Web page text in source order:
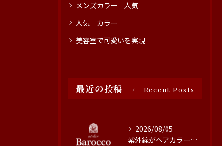
メンズカラー 人気
人気 カラー
美容室で可愛いを実現
最近の投稿 Recent Posts
2026/08/05
紫外線がヘアカラーに与える影響と対策